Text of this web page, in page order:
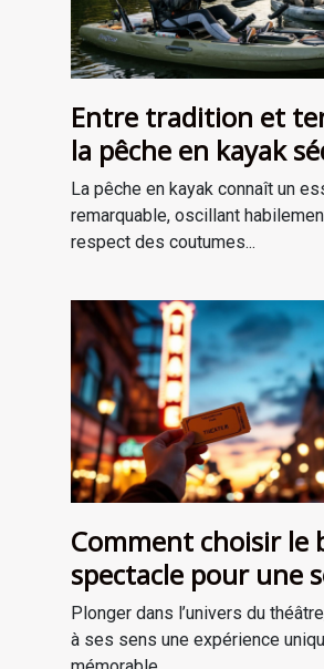
Entre tradition et
la pêche en kayak
une nouvelle
La pêche en kayak connaît un
remarquable, oscillant
respect des coutumes...
Comment choisir le
spectacle pour une
théâtrale
Plonger dans l’univers du
à ses sens une expérience